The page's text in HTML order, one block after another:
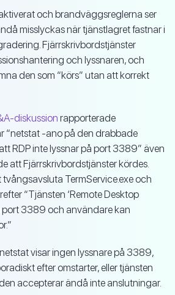
och brandväggsreglerna ser
misslyckas när tjänstlagret fastnar i
Fjärrskrivbordstjänster
och lyssnaren, och
den som “körs” utan att korrekt
diskussion rapporterade
“netstat -ano på den drabbade
RDP inte lyssnar på port 3389” även
att Fjärrskrivbordstjänster kördes.
TermService.exe och
“Tjänsten ‘Remote Desktop
port 3389 och användare kan
netstat visar ingen lyssnare på 3389,
efter omstarter, eller tjänsten
accepterar ändå inte anslutningar.